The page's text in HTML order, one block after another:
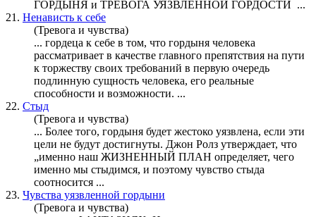
ГОРДЫНЯ и ТРЕВОГА УЯЗВЛЕННОЙ ГОРДОСТИ ...
21. Ненависть к себе
(Тревога и чувства)
... гордеца к себе в том, что гордыня человека
рассматривает в качестве главного препятствия на пути
к торжеству своих требований в первую очередь
подлинную сущность человека, его реальные
способности и возможности. ...
22. Стыд
(Тревога и чувства)
... Более того, гордыня будет жестоко уязвлена, если эти
цели не будут достигнуты. Джон Ролз утверждает, что
„именно наш ЖИЗНЕННЫЙ ПЛАН определяет, чего
именно мы стыдимся, и поэтому чувство стыда
соотносится ...
23. Чувства уязвленной гордыни
(Тревога и чувства)